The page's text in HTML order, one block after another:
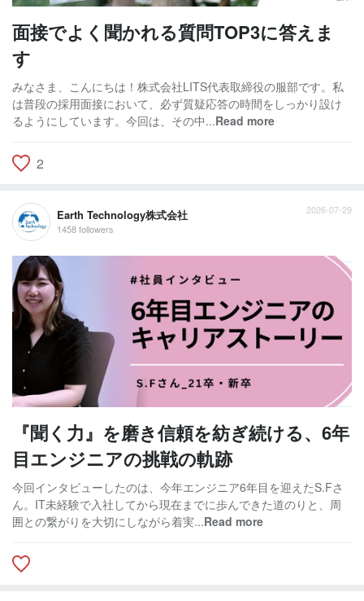
面接でよく聞かれる質問TOP3に答えま
す
みなさま、こんにちは！株式会社LITS代表取締役の服部です。私
は普段の採用面接において、必ず質疑応答の時間をしっかり設け
るようにしています。今回は、その中...Read more
2
Earth Technology株式会社
1458 followers
2026-07-29
『聞く力』を磨き信頼を紡ぎ続ける、6年
目エンジニアの挑戦の軌跡
今回インタビューしたのは、今年エンジニア6年目を迎えたS.Fさ
ん。IT未経験で入社してから現在までに歩んできた道のりと、周
囲との繋がりを大切にしながら着実...Read more